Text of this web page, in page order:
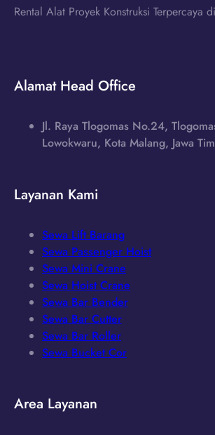
Rental Alat Proyek Konstruksi Terpercaya
Alamat Head Office
Jl. Raya Tlogomas No.24,
Lowokwaru, Kota Malang, Jawa
Layanan Kami
Sewa Lift Barang
Sewa Passenger Hoist
Sewa Mini Crane
Sewa Hoist Crane
Sewa Bar Bender
Sewa Bar Cutter
Sewa Bar Roller
Sewa Bucket Cor
Area Layanan